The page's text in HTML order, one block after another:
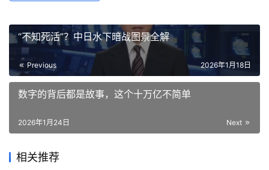
“不知死活”？中日水下暗战图景全解
Previous 2026年1月18日
数字的背后都是故事，这个十万亿不简单
Next
2026年1月24日
相关推荐